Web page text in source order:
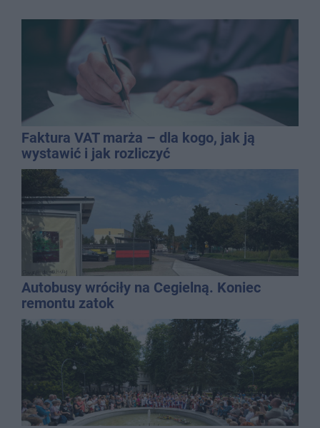
Faktura VAT marża – dla kogo, jak ją
wystawić i jak rozliczyć
Autobusy wróciły na Cegielną. Koniec
remontu zatok